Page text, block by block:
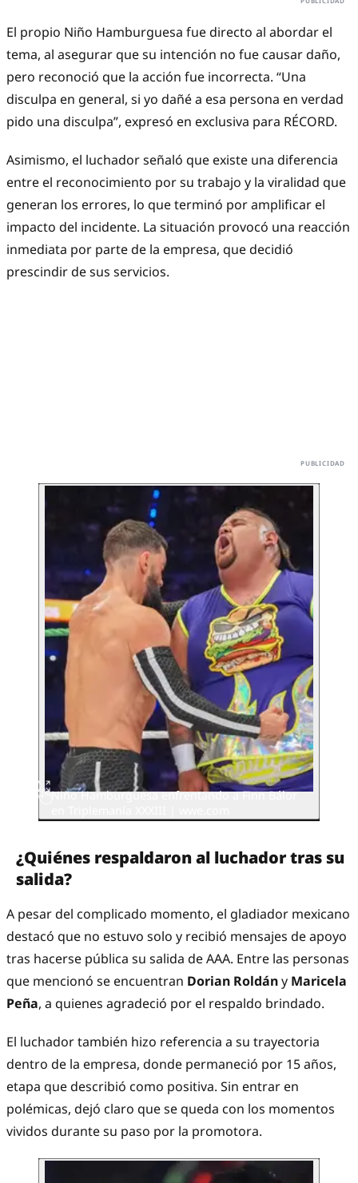
El propio Niño Hamburguesa fue directo al abordar el
tema, al asegurar que su intención no fue causar daño,
pero reconoció que la acción fue incorrecta. “Una
disculpa en general, si yo dañé a esa persona en verdad
pido una disculpa”, expresó en exclusiva para RÉCORD.
Asimismo, el luchador señaló que existe una diferencia
entre el reconocimiento por su trabajo y la viralidad que
generan los errores, lo que terminó por amplificar el
impacto del incidente. La situación provocó una reacción
inmediata por parte de la empresa, que decidió
prescindir de sus servicios.
Niño Hamburguesa enfrentando a Finn Bálor
¿Quiénes respaldaron al luchador tras su
salida?
A pesar del complicado momento, el gladiador mexicano
destacó que no estuvo solo y recibió mensajes de apoyo
tras hacerse pública su salida de AAA. Entre las personas
que mencionó se encuentran Dorian Roldány Maricela
Peña, a quienes agradeció por el respaldo brindado.
El luchador también hizo referencia a su trayectoria
dentro de la empresa, donde permaneció por 15 años,
etapa que describió como positiva. Sin entrar en
polémicas, dejó claro que se queda con los momentos
vividos durante su paso por la promotora.